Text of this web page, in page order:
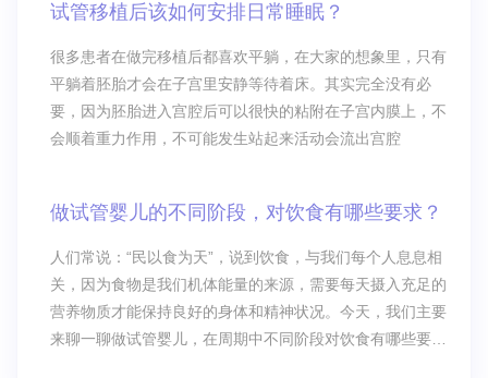
试管移植后该如何安排日常睡眠？
很多患者在做完移植后都喜欢平躺，在大家的想象里，只有
平躺着胚胎才会在子宫里安静等待着床。其实完全没有必
要，因为胚胎进入宫腔后可以很快的粘附在子宫内膜上，不
会顺着重力作用，不可能发生站起来活动会流出宫腔
做试管婴儿的不同阶段，对饮食有哪些要求？
人们常说：“民以食为天”，说到饮食，与我们每个人息息相
关，因为食物是我们机体能量的来源，需要每天摄入充足的
营养物质才能保持良好的身体和精神状况。今天，我们主要
来聊一聊做试管婴儿，在周期中不同阶段对饮食有哪些要